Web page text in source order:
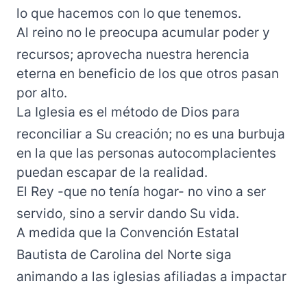
lo que hacemos con lo que tenemos.
Al reino no le preocupa acumular poder y
recursos; aprovecha nuestra herencia
eterna en beneficio de los que otros pasan
por alto.
La Iglesia es el método de Dios para
reconciliar a Su creación; no es una burbuja
en la que las personas autocomplacientes
puedan escapar de la realidad.
El Rey -que no tenía hogar- no vino a ser
servido, sino a servir dando Su vida.
A medida que la Convención Estatal
Bautista de Carolina del Norte siga
animando a las iglesias afiliadas a impactar